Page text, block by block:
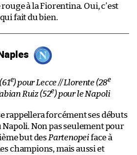
à la Fiorentina. Oui, c’est
fait du bien.
e) pour Lecce // Llorente (28e
Ruiz (52e) pour le Napoli
rappellera forcément ses débuts
Napoli. Non pas seulement pour
but des Partenopeiface à
champions, mais aussi et